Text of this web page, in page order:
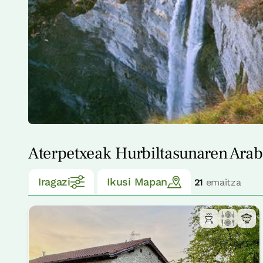
Aterpetxeak Hurbiltasunaren
Iragazi Ikusi Mapan 21 emaitza